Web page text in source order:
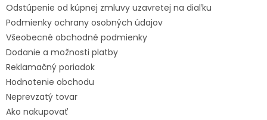
Odstúpenie od kúpnej zmluvy uzavretej na diaľku
Podmienky ochrany osobných údajov
Všeobecné obchodné podmienky
Dodanie a možnosti platby
Reklamačný poriadok
Hodnotenie obchodu
Neprevzatý tovar
Ako nakupovať